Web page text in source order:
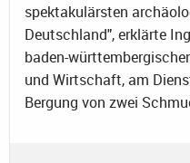
spektakulärsten
Deutschland", erklärte
baden-
und Wirtschaft, am
Bergung von zwei